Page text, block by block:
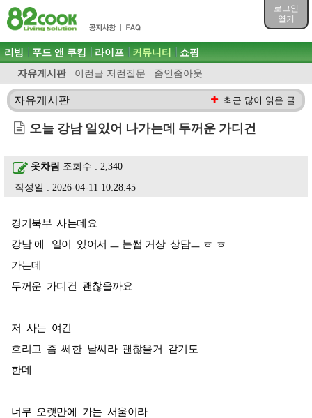
로그인
열기
목차
주메뉴 바로가기
컨텐츠 바로가기
검색 바로가기
로그인 바로가기
주메뉴
리빙 푸드 앤 쿠킹 라이프 커뮤니티
자유게시판 이런글 저런질문 줌인줌아웃
쇼핑
자유게시판 최근 많이 읽은 글
오늘 강남 일있어 나가는데 두꺼운 가디건
옷차림 조회수 : 2,340
작성일 : 2026-04-11 10:28:45
경기북부 사는데요
강남 에 일이 있어서 ㅡ 눈썹 거상 상담ㅡ ㅎ ㅎ
가는데
두꺼운 가디건 괜찮을까요
저 사는 여긴
흐리고 좀 쎄한 날씨라 괜찮을거 같기도
한데
너무 오랫만에 가는 서울이라